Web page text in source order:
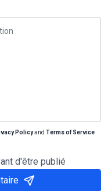
Policyand Terms of Service
d'être publié